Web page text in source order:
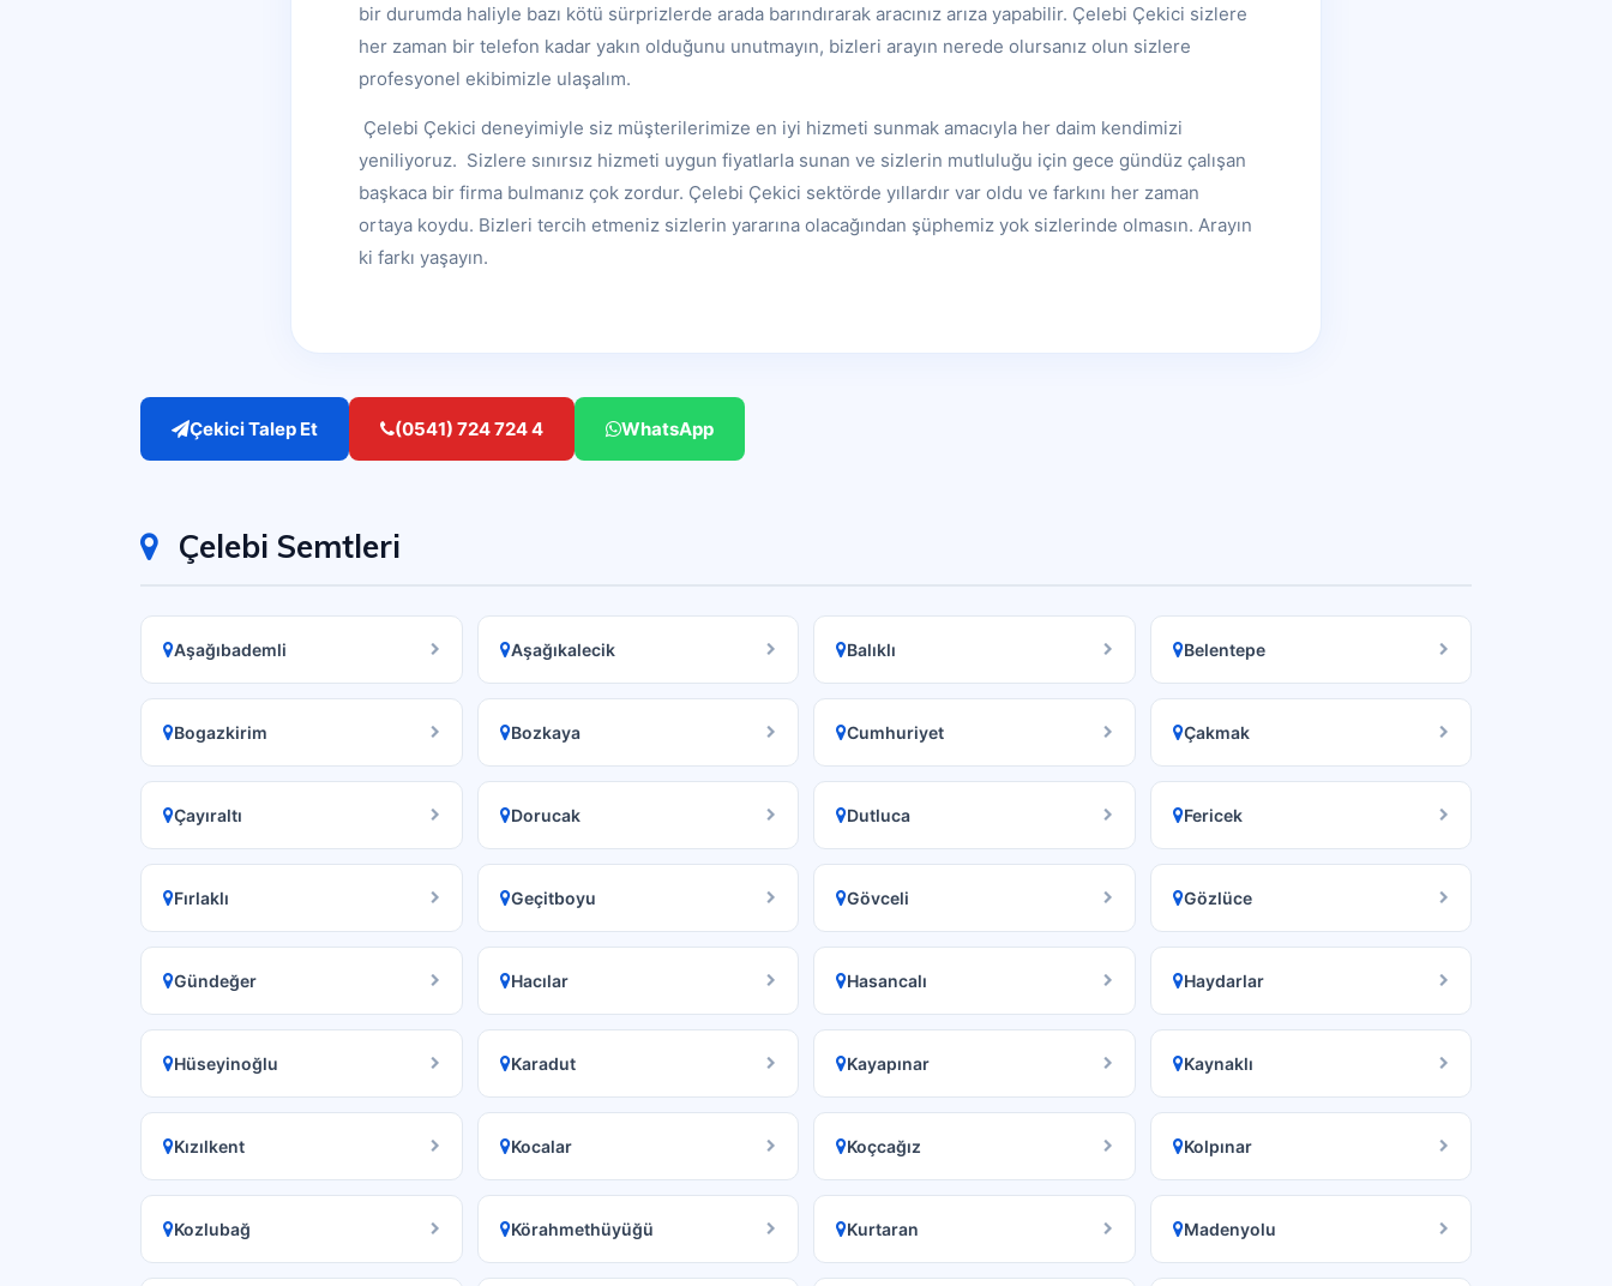
bir durumda haliyle bazı kötü sürprizlerde arada barındırarak aracınız arıza yapabilir. Çelebi Çekici sizlere
her zaman bir telefon kadar yakın olduğunu unutmayın, bizleri arayın nerede olursanız olun sizlere
profesyonel ekibimizle ulaşalım.
Çelebi Çekici deneyimiyle siz müşterilerimize en iyi hizmeti sunmak amacıyla her daim kendimizi
yeniliyoruz. Sizlere sınırsız hizmeti uygun fiyatlarla sunan ve sizlerin mutluluğu için gece gündüz çalışan
başkaca bir firma bulmanız çok zordur. Çelebi Çekici sektörde yıllardır var oldu ve farkını her zaman
ortaya koydu. Bizleri tercih etmeniz sizlerin yararına olacağından şüphemiz yok sizlerinde olmasın. Arayın
ki farkı yaşayın.
Çekici Talep Et (0541) 724 724 4 WhatsApp
Çelebi Semtleri
Aşağıbademli Aşağıkalecik Balıklı Belentepe
Bogazkirim Bozkaya Cumhuriyet Çakmak
Çayıraltı Dorucak Dutluca Fericek
Fırlaklı Geçitboyu Gövceli Gözlüce
Gündeğer Hacılar Hasancalı Haydarlar
Hüseyinoğlu Karadut Kayapınar Kaynaklı
Kızılkent Kocalar Koçcağız Kolpınar
Kozlubağ Körahmethüyüğü Kurtaran Madenyolu